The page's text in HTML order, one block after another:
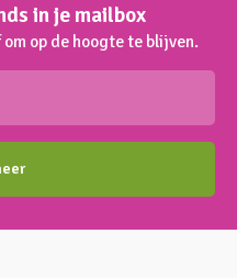
in je mailbox
op de hoogte te blijven.